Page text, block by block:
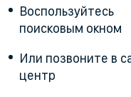
Воспользуйтесь
поисковым окном
Или позвоните в
центр